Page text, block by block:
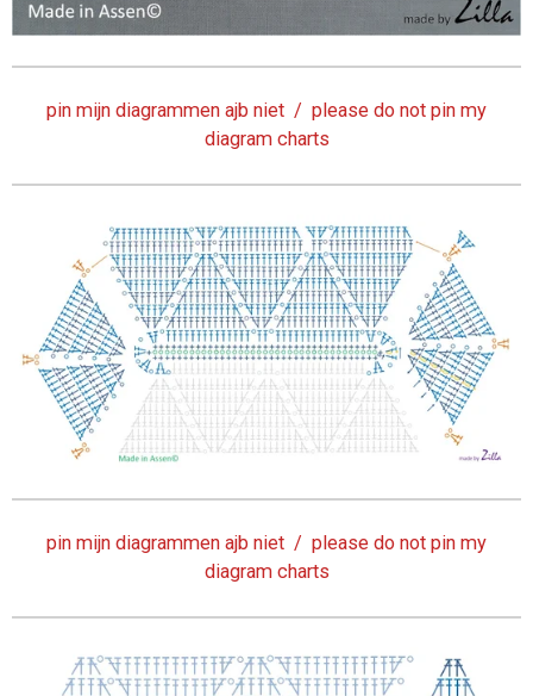
pin mijn diagrammen ajb niet / please do not pin my
diagram charts
pin mijn diagrammen ajb niet / please do not pin my
diagram charts